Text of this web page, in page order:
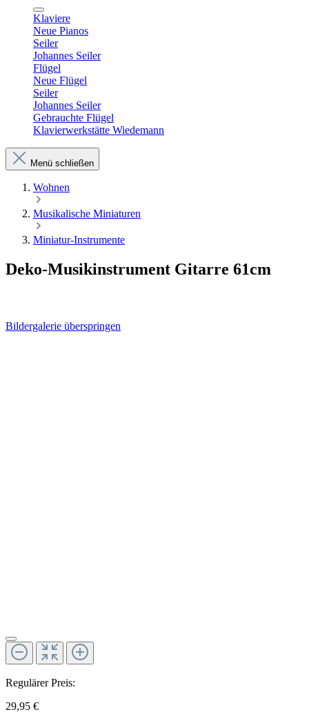
Klaviere
Neue Pianos
Seiler
Johannes Seiler
Flügel
Neue Flügel
Seiler
Johannes Seiler
Gebrauchte Flügel
Klavierwerkstätte Wiedemann
Menü schließen
Wohnen
Musikalische Miniaturen
Miniatur-Instrumente
Deko-Musikinstrument Gitarre 61cm
Bildergalerie überspringen
Regulärer Preis:
29,95 €